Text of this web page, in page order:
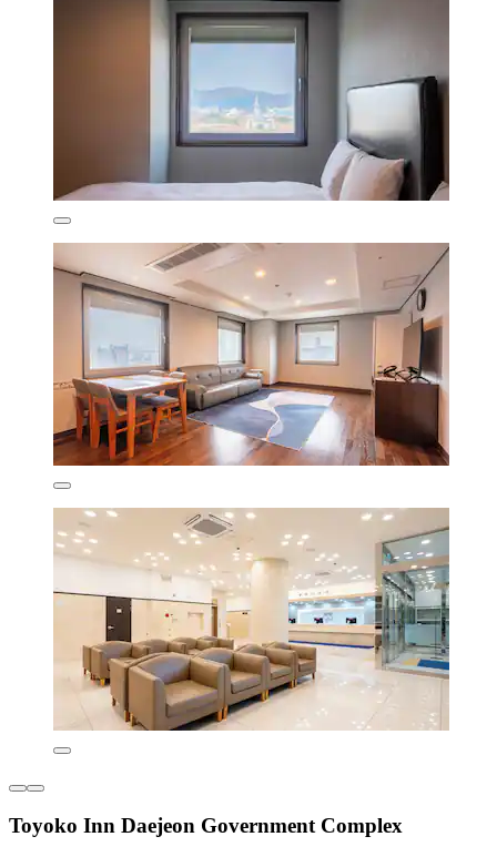
Toyoko Inn Daejeon Government Complex